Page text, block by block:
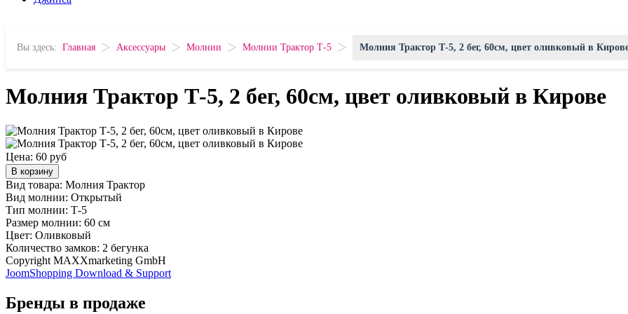
Вы здесь: Главная > Аксессуары > Молнии > Молнии Трактор Т-5 > Молния Трактор Т-5, 2 бег, 60см, цвет оливковый в
Молния Трактор Т-5, 2 бег, 60см, цвет оливковый в Кирове
Цена: 60 руб
В корзину
Вид товара: Молния Трактор
Вид молнии: Открытый
Тип молнии: Т-5
Размер молнии: 60 см
Цвет: Оливковый
Количество замков: 2 бегунка
Copyright MAXXmarketing GmbH
JoomShopping Download & Support
Бренды в продаже